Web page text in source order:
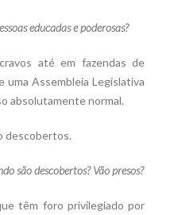
educadas e poderosas?
até em fazendas de
Assembleia Legislativa
absolutamente normal.
descobertos.
são descobertos? Vão presos?
têm foro privilegiado por